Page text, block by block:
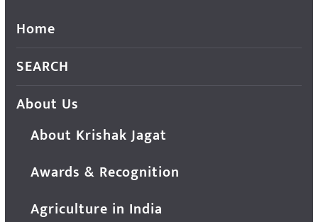
Home
SEARCH
About Us
About Krishak Jagat
Awards & Recognition
Agriculture in India